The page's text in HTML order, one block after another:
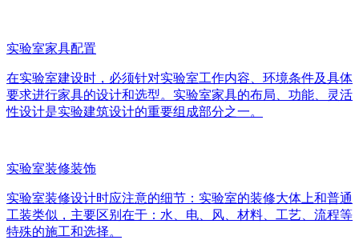
实验室家具配置
在实验室建设时，必须针对实验室工作内容、环境条件及具体
要求进行家具的设计和选型。实验室家具的布局、功能、灵活
性设计是实验建筑设计的重要组成部分之一。
实验室装修装饰
实验室装修设计时应注意的细节：实验室的装修大体上和普通
工装类似，主要区别在于：水、电、风、材料、工艺、流程等
特殊的施工和选择。